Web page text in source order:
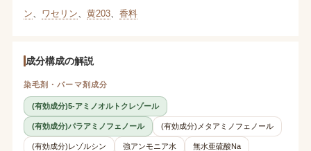
ン
ワセリン 黄203、 香料
成分構成の解説
染毛剤・パーマ剤成分
(有効成分)5-アミノオルトクレゾール
(有効成分)パラアミノフェノール (有効成分)メタアミノフェノール
(有効成分)レゾルシン 強アンモニア水 無水亜硫酸Na